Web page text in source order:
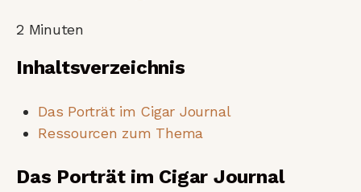
2 Minuten
Inhaltsverzeichnis
Das Porträt im Cigar Journal
Ressourcen zum Thema
Das Porträt im Cigar Journal